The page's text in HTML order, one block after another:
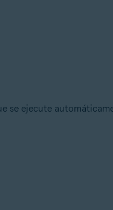
se ejecute